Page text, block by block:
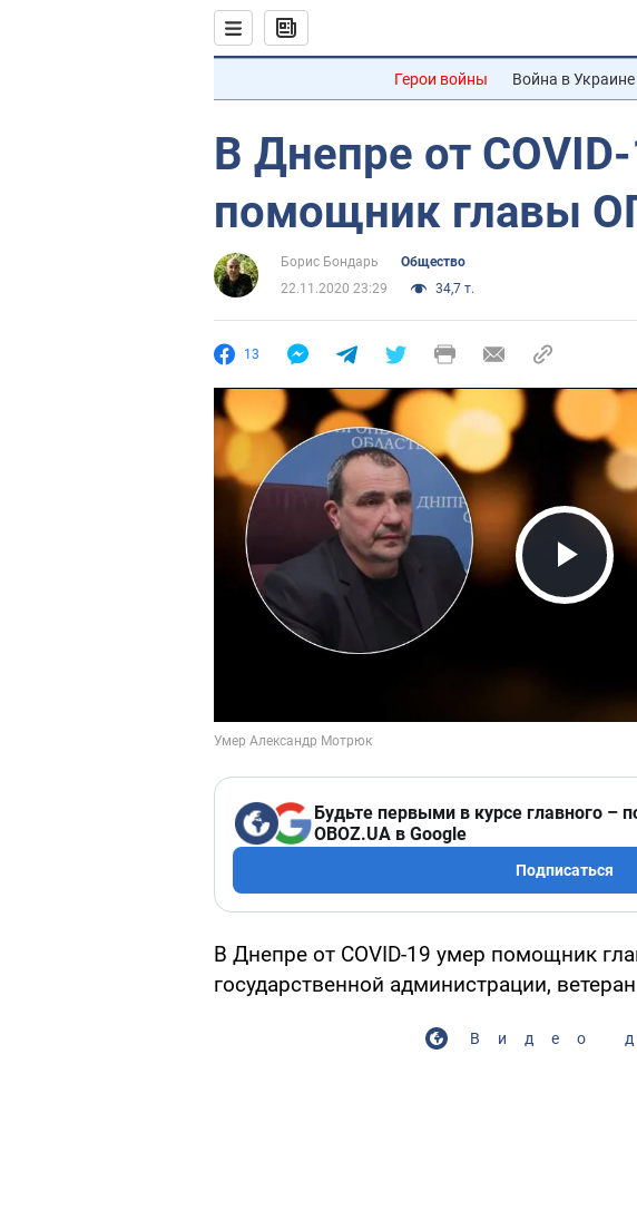
Герои войны Война в Украине
В Днепре от
помощник главы
Борис Бондарь
Общество
22.11.2020 23:29
34,7 т.
13
Play
Будьте первыми в курсе главного –
OBOZ.UA в Google
Подписаться
В Днепре от COVID-19 умер помощник
государственной администрации,
Видео